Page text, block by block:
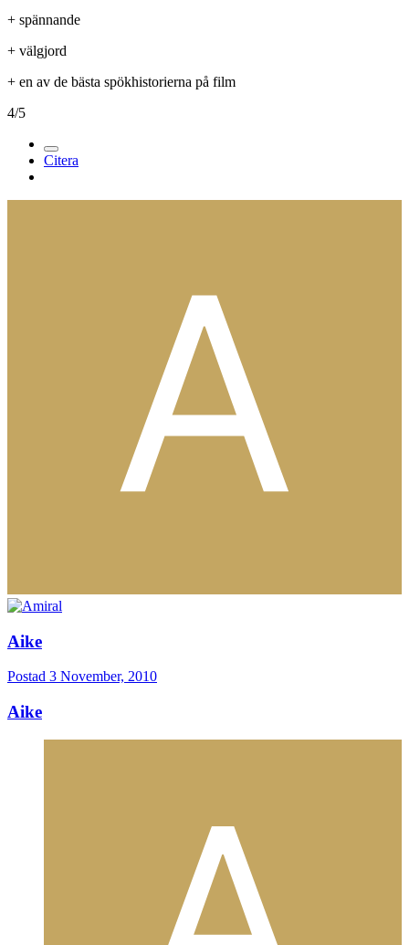
+ spännande
+ välgjord
+ en av de bästa spökhistorierna på film
4/5
Citera
Aike
Postad 3 November, 2010
Aike